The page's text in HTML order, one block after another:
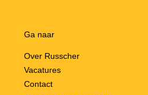
Ga naar
Over Russcher
Vacatures
Contact